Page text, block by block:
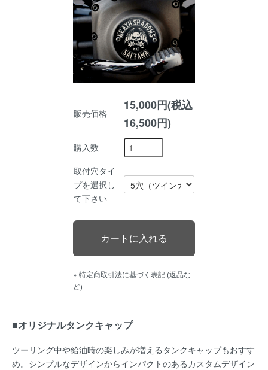
販売価格
15,000円(税込
16,500円)
購入数
取付穴タイ
プを選択し
て下さい
» 特定商取引法に基づく表記 (返品な
ど)
■オリジナルタンクキャップ
ツーリング中や給油時の楽しみが増えるタンクキャップもおすす
め。シンプルなデザインからインパクトのあるカスタムデザイン